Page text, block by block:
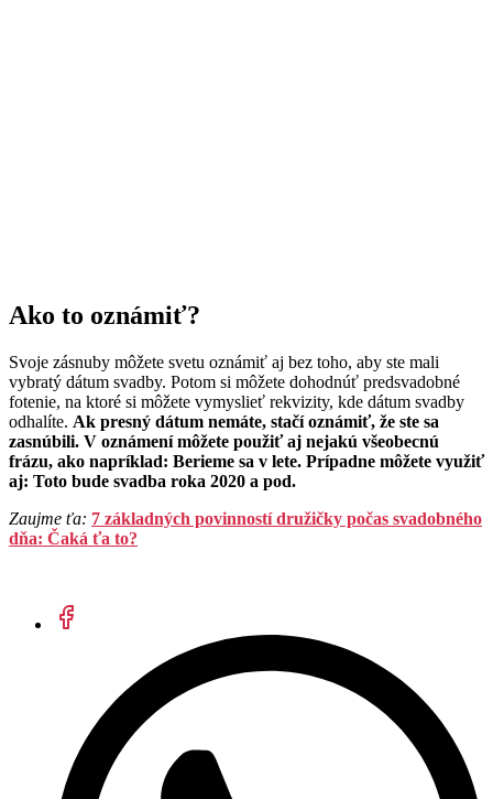
Ako to oznámiť?
Svoje zásnuby môžete svetu oznámiť aj bez toho, aby ste mali
vybratý dátum svadby. Potom si môžete dohodnúť predsvadobné
fotenie, na ktoré si môžete vymyslieť rekvizity, kde dátum svadby
odhalíte. Ak presný dátum nemáte, stačí oznámiť, že ste sa
zasnúbili. V oznámení môžete použiť aj nejakú všeobecnú
frázu, ako napríklad: Berieme sa v lete. Prípadne môžete využiť
aj: Toto bude svadba roka 2020 a pod.
Zaujme ťa: 7 základných povinností družičky počas svadobného
dňa: Čaká ťa to?